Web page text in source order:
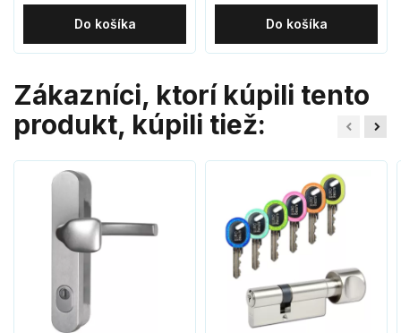
Do košíka Do košíka
Zákazníci, ktorí kúpili tento
produkt, kúpili tiež: